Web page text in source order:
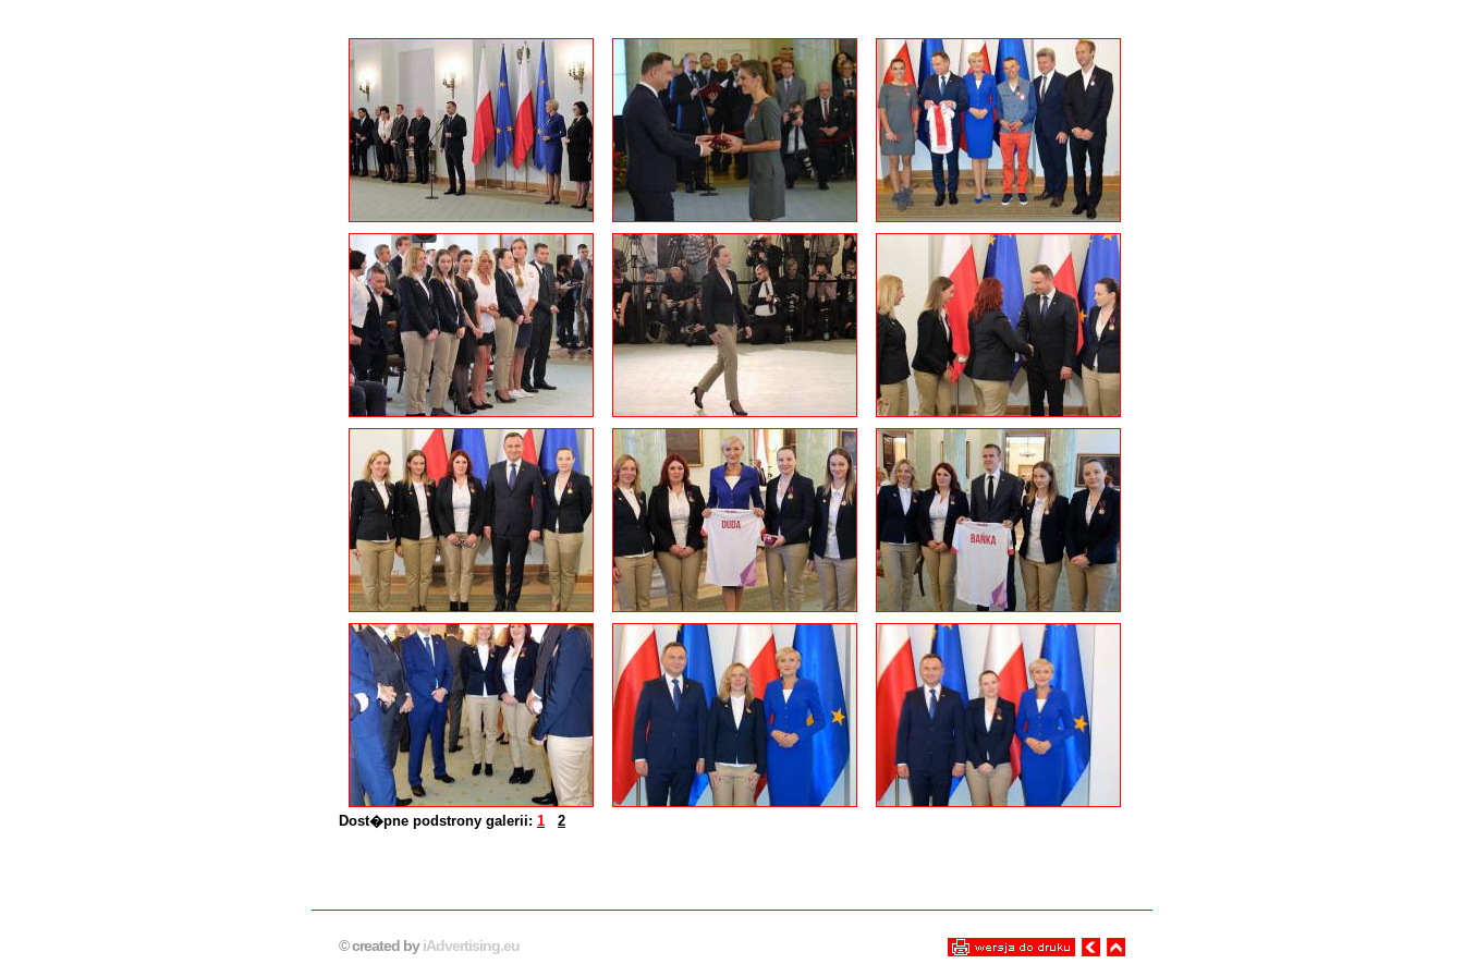
Dost�pne podstrony galerii: 1 2
© created byiAdvertising.eu